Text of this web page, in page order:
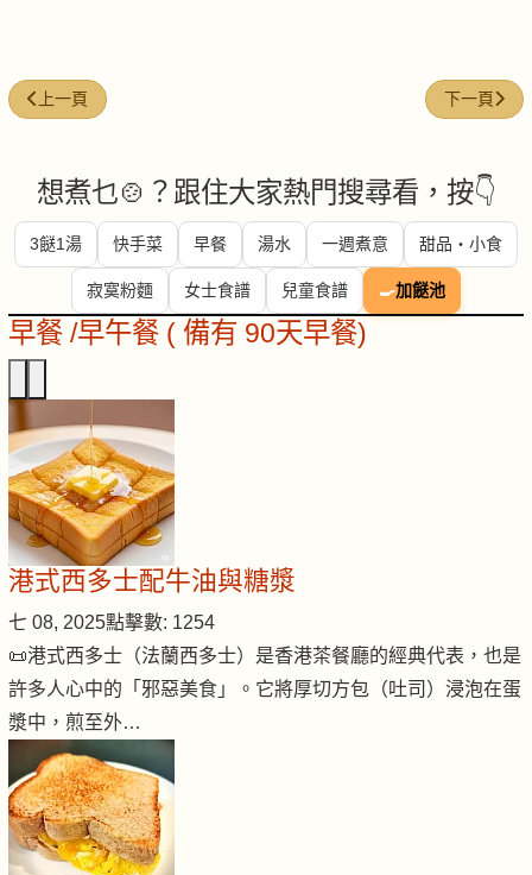
上一篇文章: 茄子班腩燒肉煲
上一頁 下一篇文章
下一頁
想煮乜🍲？跟住大家熱門搜尋看，按👇
3餸1湯 快手菜 早餐 湯水 一週煮意 甜品・小食
寂寞粉麵 女士食譜 兒童食譜 🍳加餸池
早餐 /早午餐 ( 備有 90天早餐)
港式西多士配牛油與糖漿
七 08, 2025點擊數: 1254
📜港式西多士（法蘭西多士）是香港茶餐廳的經典代表，也是
許多人心中的「邪惡美食」。它將厚切方包（吐司）浸泡在蛋
漿中，煎至外…